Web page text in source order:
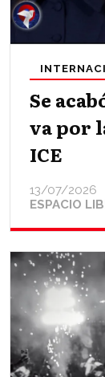
Se
va por
ICE
ESPACIO
13/07/2026